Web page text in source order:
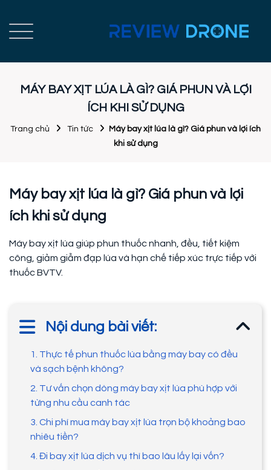
MÁY BAY XỊT LÚA LÀ GÌ? GIÁ PHUN VÀ LỢI
ÍCH KHI SỬ DỤNG
Trang chủ Tin tức
Máy bay xịt lúa là gì? Giá phun và lợi ích
khi sử dụng
Máy bay xịt lúa là gì? Giá phun và lợi
ích khi sử dụng
Máy bay xịt lúa giúp phun thuốc nhanh, đều, tiết kiệm
công, giảm giẫm đạp lúa và hạn chế tiếp xúc trực tiếp với
thuốc BVTV.
Nội dung bài viết:
1. Thực tế phun thuốc lúa bằng máy bay có đều
và sạch bệnh không?
2. Tư vấn chọn dòng máy bay xịt lúa phù hợp với
từng nhu cầu canh tác
3. Chi phí mua máy bay xịt lúa trọn bộ khoảng bao
nhiêu tiền?
4. Đi bay xịt lúa dịch vụ thì bao lâu lấy lại vốn?